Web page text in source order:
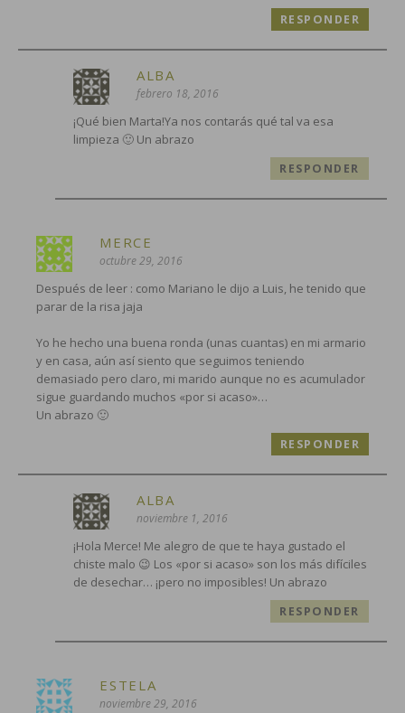
RESPONDER
ALBA
febrero 18, 2016
¡Qué bien Marta!Ya nos contarás qué tal va esa
limpieza 🙂 Un abrazo
RESPONDER
MERCE
octubre 29, 2016
Después de leer : como Mariano le dijo a Luis, he tenido que
parar de la risa jaja
Yo he hecho una buena ronda (unas cuantas) en mi armario
y en casa, aún así siento que seguimos teniendo
demasiado pero claro, mi marido aunque no es acumulador
sigue guardando muchos «por si acaso»…
Un abrazo 🙂
RESPONDER
ALBA
noviembre 1, 2016
¡Hola Merce! Me alegro de que te haya gustado el
chiste malo 😉 Los «por si acaso» son los más difíciles
de desechar… ¡pero no imposibles! Un abrazo
RESPONDER
ESTELA
noviembre 29, 2016